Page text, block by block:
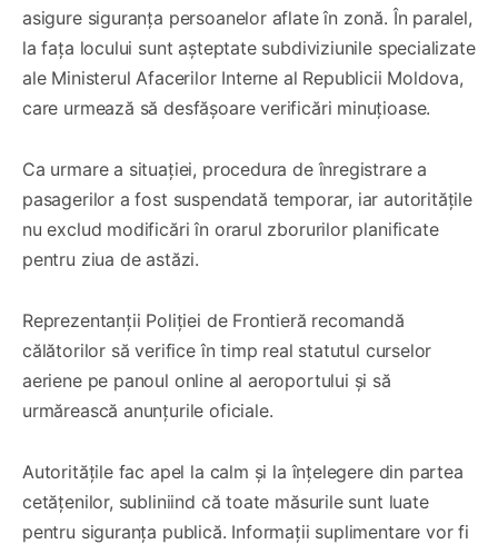
asigure siguranța persoanelor aflate în zonă. În paralel,
la fața locului sunt așteptate subdiviziunile specializate
ale Ministerul Afacerilor Interne al Republicii Moldova,
care urmează să desfășoare verificări minuțioase.
Ca urmare a situației, procedura de înregistrare a
pasagerilor a fost suspendată temporar, iar autoritățile
nu exclud modificări în orarul zborurilor planificate
pentru ziua de astăzi.
Reprezentanții Poliției de Frontieră recomandă
călătorilor să verifice în timp real statutul curselor
aeriene pe panoul online al aeroportului și să
urmărească anunțurile oficiale.
Autoritățile fac apel la calm și la înțelegere din partea
cetățenilor, subliniind că toate măsurile sunt luate
pentru siguranța publică. Informații suplimentare vor fi